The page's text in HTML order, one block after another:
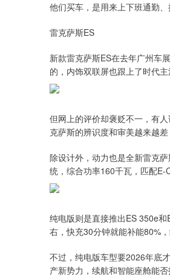
他们买车，是用来上下班通勤
雷克萨斯ES
新款雷克萨斯ES在去年广州车
的，内饰双联屏也跟上了时代
但网上的评价却褒贬不一，有
克萨斯的辨识度和审美越来越
除设计外，动力也是全新雷克
统，综合功率160千瓦，匹配E-
纯电版则是直接推出ES 350e
右，快充30分钟就能补能80%
不过，纯电版车型要2026年底
产新势力，续航和智能座舱能